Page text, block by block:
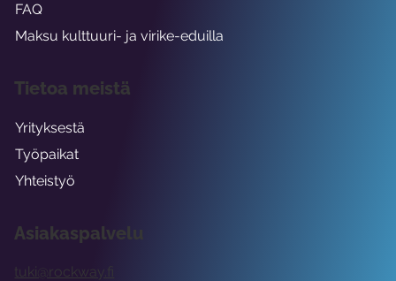
Asiakaspalvelu
tuki@rockway.fi
FAQ
Maksu kulttuuri- ja virike-eduilla
Tietoa meistä
Yrityksestä
Työpaikat
Yhteistyö